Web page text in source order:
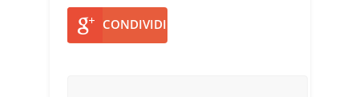
CONDIVIDI